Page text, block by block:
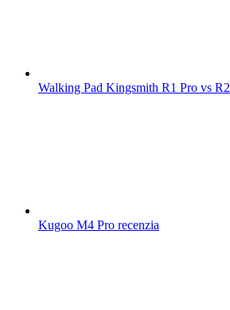
Walking Pad Kingsmith R1 Pro vs R2
Kugoo M4 Pro recenzia